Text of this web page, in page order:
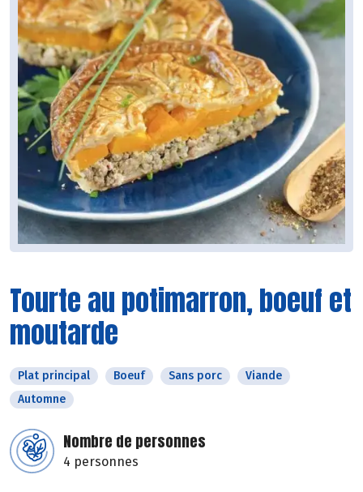
Tourte au potimarron, boeuf et
moutarde
Plat principal Boeuf Sans porc
Viande
Automne
Nombre de personnes
4 personnes